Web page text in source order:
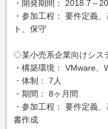
・開発期間： 2018.7～
・参加工程： 要件定義
ト、保守
◇某小売系企業向けシス
・構築環境： VMware、
・体制： 7人
・期間： 8ヶ月間
・参加工程： 要件定義
書作成